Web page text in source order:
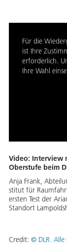
Für die
ist Ihre
erforderlich.
Ihre Wahl
Video: Interview
Oberstufe beim
An­ja Frank,
sti­tut für
ers­ten Test der
Stand­ort
Credit: © DLR.